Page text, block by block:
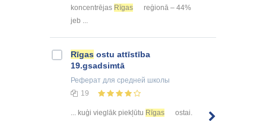
koncentrējas Rīgas
reģionā – 44%
jeb ...
Rīgas ostu attīstība
19.gsadsimtā
Реферат для средней школы
19
... kuģi vieglāk piekļūtu Rīgas
ostai.